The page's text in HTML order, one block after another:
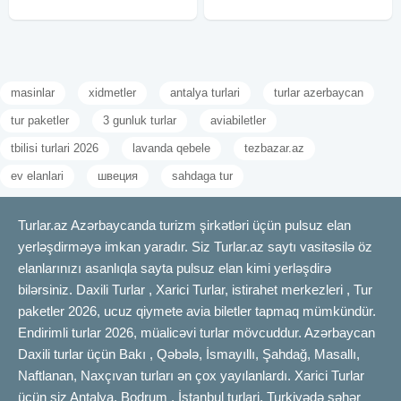
masinlar xidmetler antalya turlari turlar azerbaycan
tur paketler 3 gunluk turlar aviabiletler
tbilisi turlari 2026 lavanda qebele tezbazar.az
ev elanlari швеция sahdaga tur
Turlar.az Azərbaycanda turizm şirkətləri üçün pulsuz elan
yerləşdirməyə imkan yaradır. Siz Turlar.az saytı vasitəsilə öz
elanlarınızı asanlıqla sayta pulsuz elan kimi yerləşdirə
bilərsiniz. Daxili Turlar , Xarici Turlar, istirahet merkezleri , Tur
paketler 2026, ucuz qiymete avia biletler tapmaq mümkündür.
Endirimli turlar 2026, müalicəvi turlar mövcuddur. Azərbaycan
Daxili turlar üçün Bakı , Qəbələ, İsmayıllı, Şahdağ, Masallı,
Naftlanan, Naxçıvan turları ən çox yayılanlardı. Xarici Turlar
üçün siz Antalya, Bodrum , İstanbul turlari, Turkiyədə şəhər